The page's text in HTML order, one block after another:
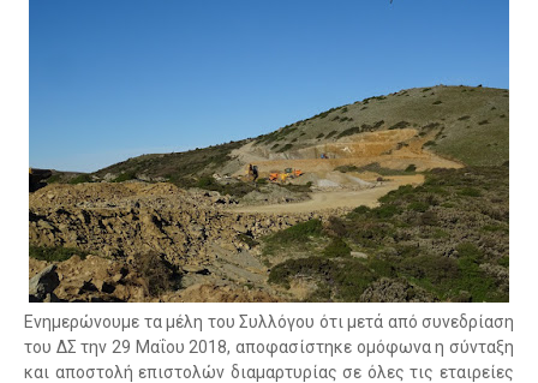
Ενημερώνουμε τα μέλη του Συλλόγου ότι μετά από συνεδρίαση
του ΔΣ την 29 Μαΐου 2018, αποφασίστηκε ομόφωνα η σύνταξη
και αποστολή επιστολών διαμαρτυρίας σε όλες τις εταιρείες